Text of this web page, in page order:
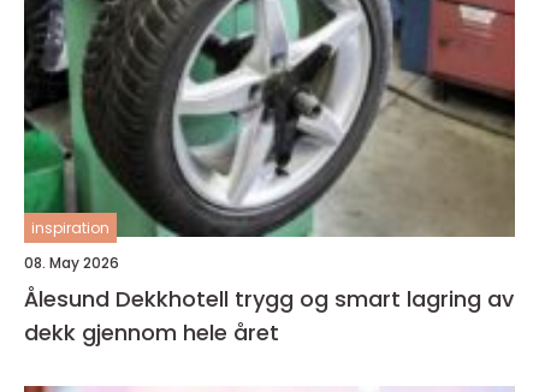
inspiration
08. May 2026
Ålesund Dekkhotell trygg og smart lagring av
dekk gjennom hele året